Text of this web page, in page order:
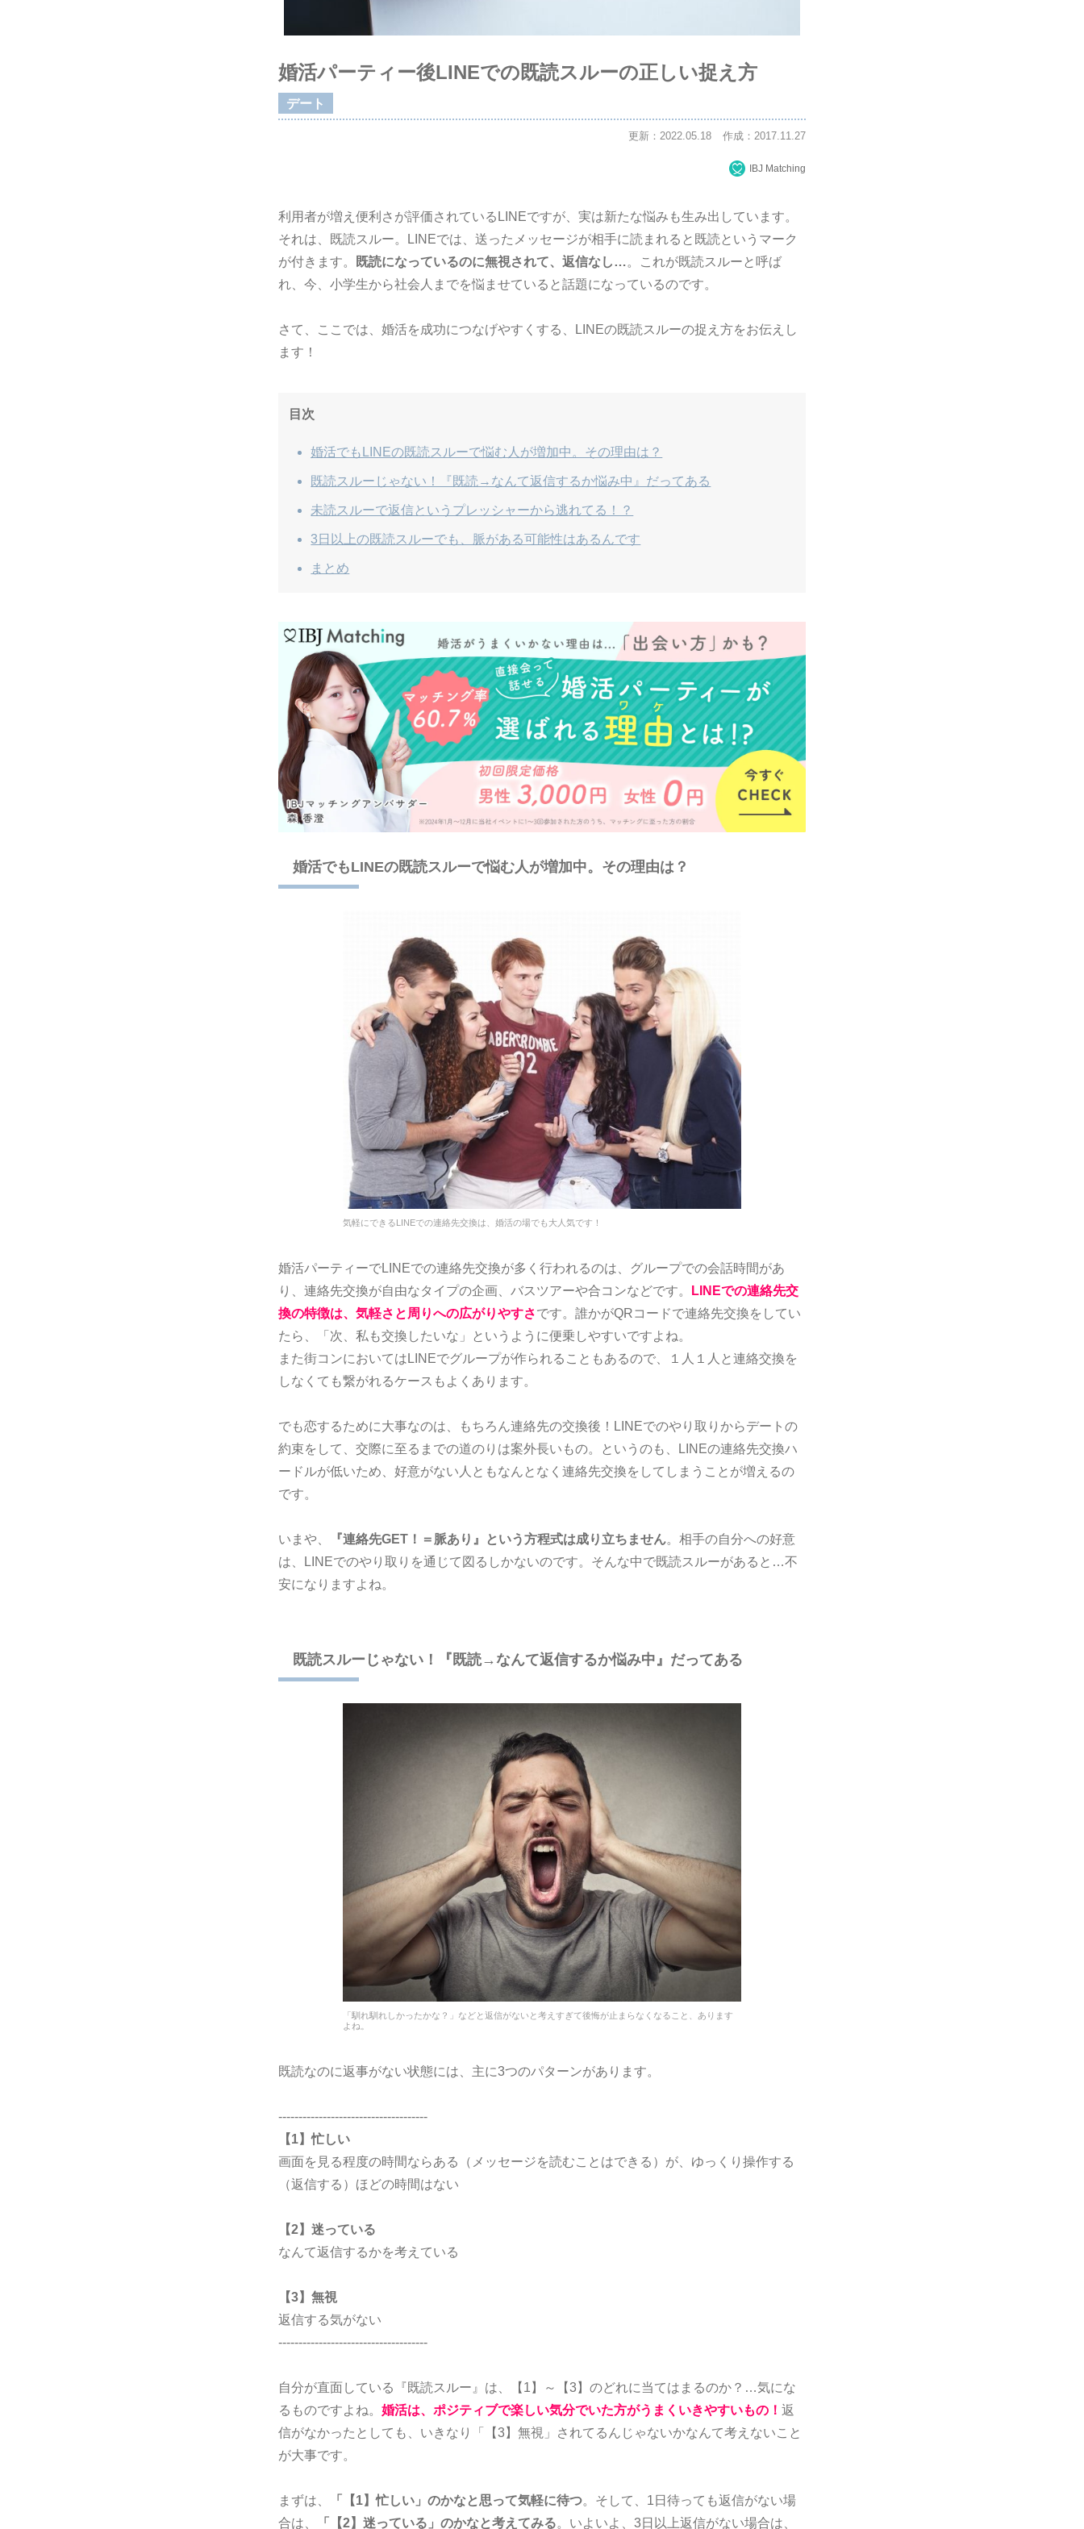
婚活パーティー後LINEでの既読スルーの正しい捉え方
デート
更新：2022.05.18 作成：2017.11.27
IBJ Matching
利用者が増え便利さが評価されているLINEですが、実は新たな悩みも生み出しています。
それは、既読スルー。LINEでは、送ったメッセージが相手に読まれると既読というマーク
が付きます。
既読になっているのに無視されて、返信なし…。これが既読スルーと呼ば
れ、今、小学生から社会人までを悩ませていると話題になっているのです。
さて、ここでは、婚活を成功につなげやすくする、LINEの既読スルーの捉え方をお伝えし
ます！
目次
婚活でもLINEの既読スルーで悩む人が増加中。その理由は？
既読スルーじゃない！『既読→なんて返信するか悩み中』だってある
未読スルーで返信というプレッシャーから逃れてる！？
3日以上の既読スルーでも、脈がある可能性はあるんです
まとめ
婚活でもLINEの既読スルーで悩む人が増加中。その理由は？
気軽にできるLINEでの連絡先交換は、婚活の場でも大人気です！
婚活パーティーでLINEでの連絡先交換が多く行われるのは、グループでの会話時間があ
り、連絡先交換が自由なタイプの企画、バスツアーや合コンなどです。
LINEでの連絡先交
換の特徴は、気軽さと周りへの広がりやすさです。誰かがQRコードで連絡先交換をしてい
たら、「次、私も交換したいな」というように便乗しやすいですよね。
また街コンにおいてはLINEでグループが作られることもあるので、１人１人と連絡交換を
しなくても繋がれるケースもよくあります。
でも恋するために大事なのは、もちろん連絡先の交換後！LINEでのやり取りからデートの
約束をして、交際に至るまでの道のりは案外長いもの。というのも、LINEの連絡先交換ハ
ードルが低いため、好意がない人ともなんとなく連絡先交換をしてしまうことが増えるの
です。
いまや、 『連絡先GET！＝脈あり』という方程式は成り立ちません。相手の自分への好意
は、LINEでのやり取りを通じて図るしかないのです。そんな中で既読スルーがあると…不
安になりますよね。
既読スルーじゃない！『既読→なんて返信するか悩み中』だってある
「馴れ馴れしかったかな？」などと返信がないと考えすぎて後悔が止まらなくなること、あります
よね。
既読なのに返事がない状態には、主に3つのパターンがあります。
-------------------------------------
【1】忙しい
画面を見る程度の時間ならある（メッセージを読むことはできる）が、ゆっくり操作する
（返信する）ほどの時間はない
【2】迷っている
なんて返信するかを考えている
【3】無視
返信する気がない
-------------------------------------
自分が直面している『既読スルー』は、【1】～【3】のどれに当てはまるのか？…気にな
るものですよね。婚活は、ポジティブで楽しい気分でいた方がうまくいきやすいもの！返
信がなかったとしても、いきなり「【3】無視」されてるんじゃないかなんて考えないこと
が大事です。
まずは、 「【1】忙しい」のかなと思って気軽に待つ。そして、1日待っても返信がない場
合は、
「【2】迷っている」のかなと考えてみる。いよいよ、3日以上返信がない場合は、